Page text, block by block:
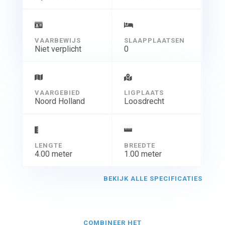
VAARBEWIJS
Niet verplicht
SLAAPPLAATSEN
0
VAARGEBIED
Noord Holland
LIGPLAATS
Loosdrecht
LENGTE
4.00 meter
BREEDTE
1.00 meter
BEKIJK ALLE SPECIFICATIES
COMBINEER HET